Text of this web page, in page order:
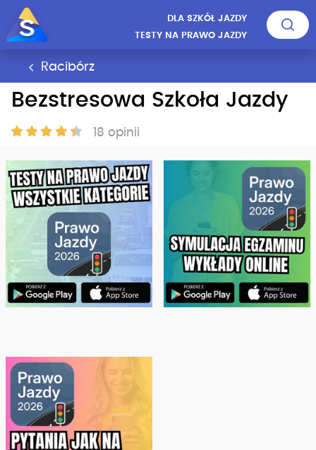
DLA SZKÓŁ JAZDY
TESTY NA PRAWO JAZDY
Racibórz
Bezstresowa Szkoła Jazdy
18 opinii